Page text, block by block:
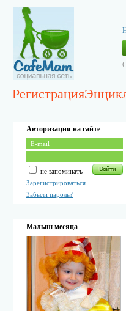
Регистрация
Авторизация на сайте
не запоминать
Зарегистрироваться
Забыли пароль?
Малыш месяца